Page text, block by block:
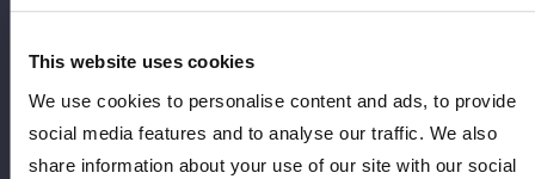
This website uses cookies
We use cookies to personalise content and ads, to provide
social media features and to analyse our traffic. We also
share information about your use of our site with our social
Vs.